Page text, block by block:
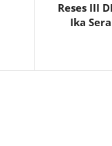
Reses III
Ika